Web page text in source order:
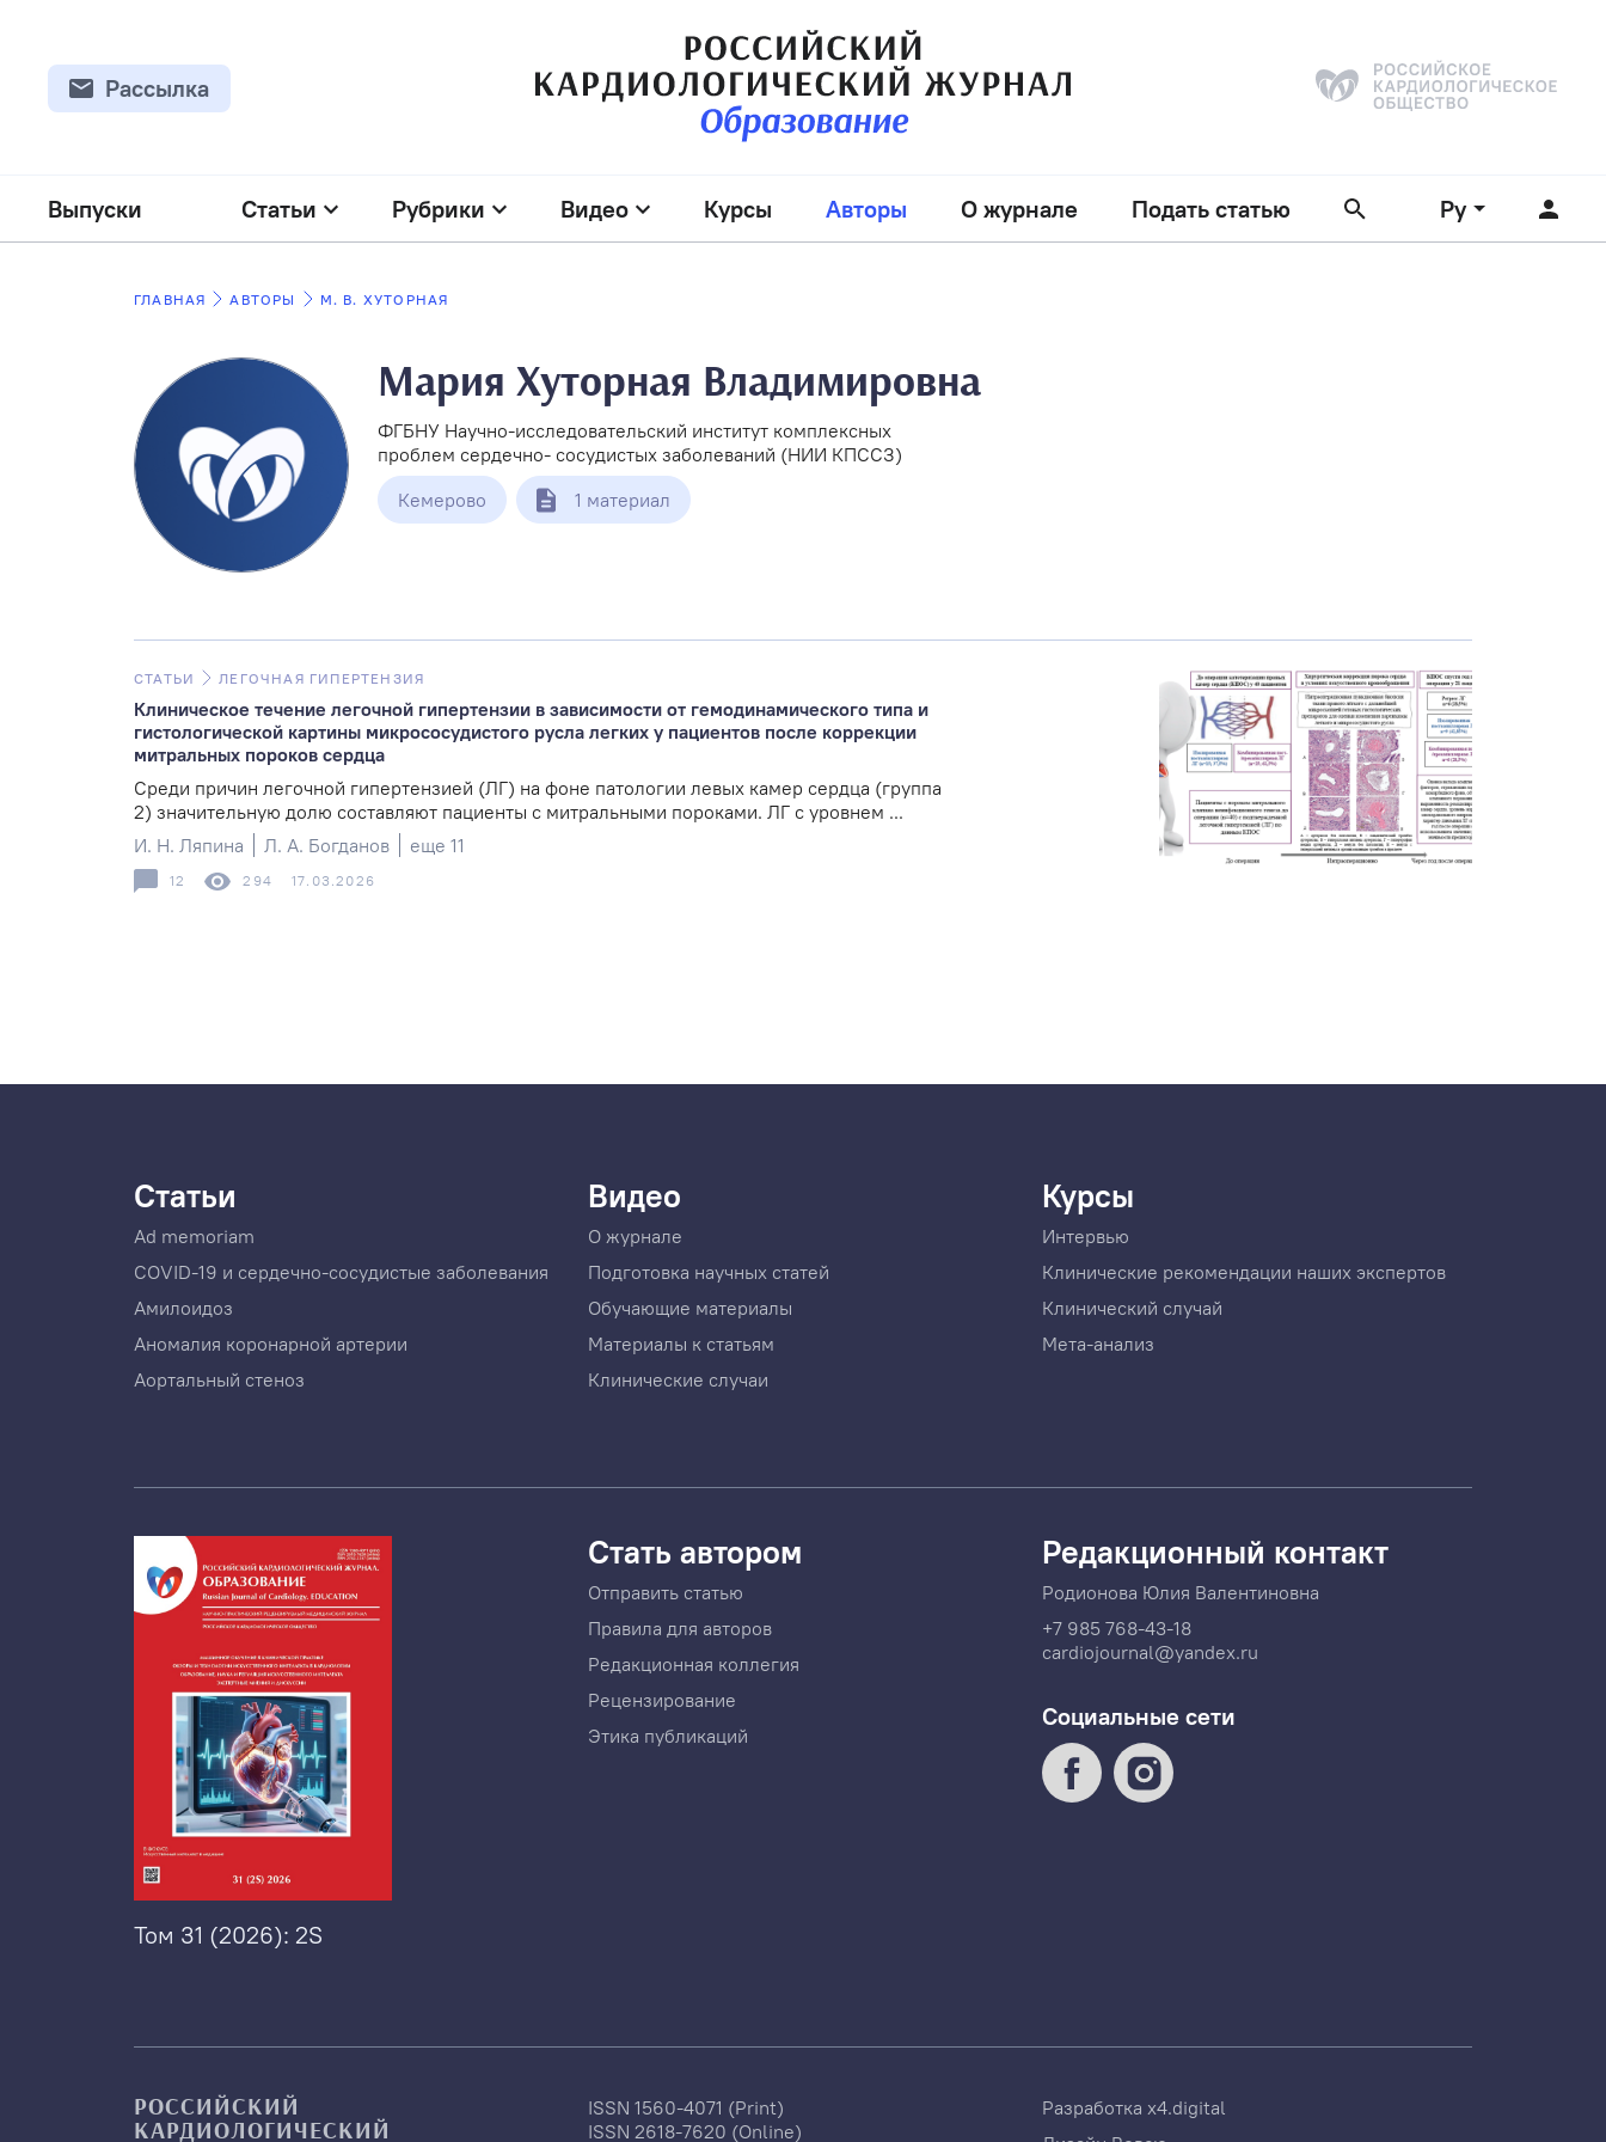
Рассылка
Выпуски Статьи Рубрики Видео Курсы Авторы О журнале Подать статью Ру
ГЛАВНАЯ АВТОРЫ М. В. ХУТОРНАЯ
Мария Хуторная Владимировна
ФГБНУ Научно-исследовательский институт комплексных
проблем сердечно- сосудистых заболеваний (НИИ КПССЗ)
Кемерово
1 материал
СТАТЬИ ЛЕГОЧНАЯ ГИПЕРТЕНЗИЯ
Клиническое течение легочной гипертензии в зависимости от гемодинамического типа и
гистологической картины микрососудистого русла легких у пациентов после коррекции
митральных пороков сердца
Среди причин легочной гипертензией (ЛГ) на фоне патологии левых камер сердца (группа
2) значительную долю составляют пациенты с митральными пороками. ЛГ с уровнем ...
И. Н. Ляпина
Л. А. Богданов еще 11
12 294 17.03.2026
Статьи
Ad memoriam
COVID-19 и сердечно-сосудистые заболевания
Амилоидоз
Аномалия коронарной артерии
Аортальный стеноз
Видео
О журнале
Подготовка научных статей
Обучающие материалы
Материалы к статьям
Клинические случаи
Курсы
Интервью
Клинические рекомендации наших экспертов
Клинический случай
Мета-анализ
Том 31 (2026): 2S
Стать автором
Отправить статью
Правила для авторов
Редакционная коллегия
Рецензирование
Этика публикаций
Редакционный контакт
Родионова Юлия Валентиновна
+7 985 768-43-18
cardiojournal@yandex.ru
Социальные сети
РОССИЙСКИЙ
КАРДИОЛОГИЧЕСКИЙ
ISSN 1560-4071 (Print)
ISSN 2618-7620 (Online)
Разработка x4.digital